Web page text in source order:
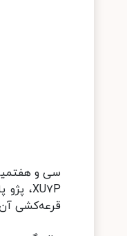
سی‌ و
قرعه‌کشی